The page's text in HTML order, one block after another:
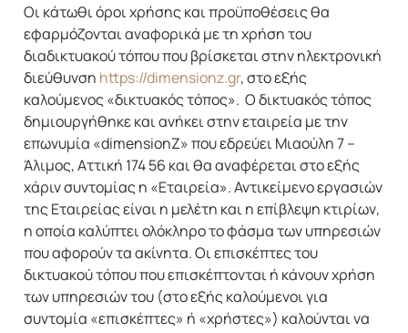
Οι κάτωθι όροι χρήσης και προϋποθέσεις θα
εφαρμόζονται αναφορικά με τη χρήση του
διαδικτυακού τόπου που βρίσκεται στην ηλεκτρονική
διεύθυνση https://dimensionz.gr, στο εξής
καλούμενος «δικτυακός τόπος». Ο δικτυακός τόπος
δημιουργήθηκε και ανήκει στην εταιρεία με την
επωνυμία «dimensionZ» που εδρεύει Μιαούλη 7 –
Άλιμος, Αττική 174 56 και θα αναφέρεται στο εξής
χάριν συντομίας η «Εταιρεία». Αντικείμενο εργασιών
της Εταιρείας είναι η μελέτη και η επίβλεψη κτιρίων,
η οποία καλύπτει ολόκληρο το φάσμα των υπηρεσιών
που αφορούν τα ακίνητα. Οι επισκέπτες του
δικτυακού τόπου που επισκέπτονται ή κάνουν χρήση
των υπηρεσιών του (στο εξής καλούμενοι για
συντομία «επισκέπτες» ή «χρήστες») καλούνται να